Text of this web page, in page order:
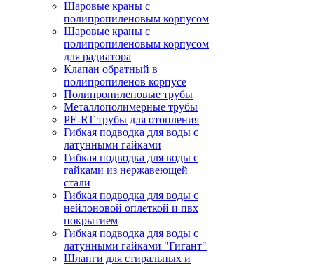
Шаровые краны с
полипропиленовым корпусом
Шаровые краны с
полипропиленовым корпусом
для радиатора
Клапан обратный в
полипропиленов корпусе
Полипропиленовые трубы
Металлополимерные трубы
PE-RT трубы для отопления
Гибкая подводка для воды с
латунными гайками
Гибкая подводка для воды с
гайками из нержавеющей
стали
Гибкая подводка для воды с
нейлоновой оплеткой и пвх
покрытием
Гибкая подводка для воды с
латунными гайками "Гигант"
Шланги для стиральных и